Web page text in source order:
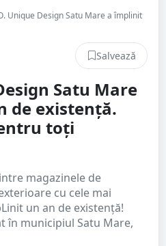
Unique Design Satu Mare a împlinit
Salvează
Satu Mare
de existență.
toți
magazinele de
cu cele mai
un an de existență!
în municipiul Satu Mare,